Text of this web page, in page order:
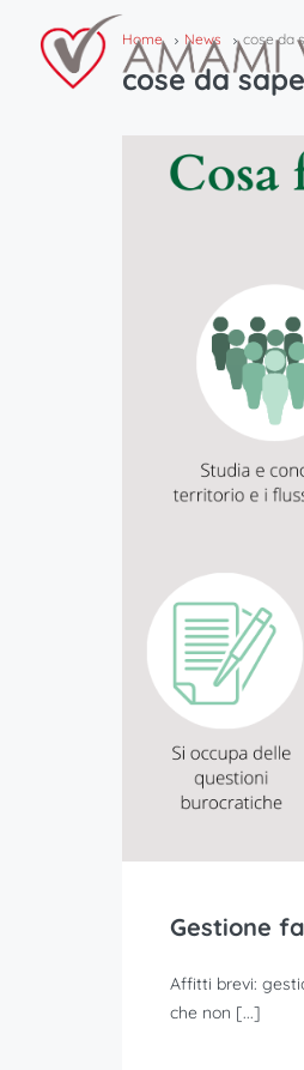
Home News cose da
cose da
Gestione
Affitti brevi:
che non [...]